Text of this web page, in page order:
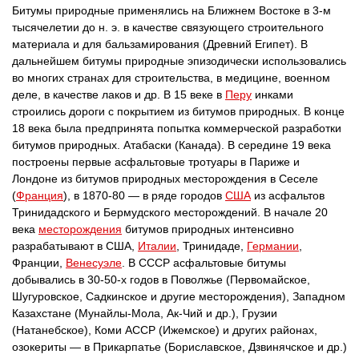
Битумы природные применялись на Ближнем Востоке в 3-м
тысячелетии до н. э. в качестве связующего строительного
материала и для бальзамирования (Древний Египет). В
дальнейшем битумы природные эпизодически использовались
во многих странах для строительства, в медицине, военном
деле, в качестве лаков и др. В 15 веке в Перу инками
строились дороги с покрытием из битумов природных. В конце
18 века была предпринята попытка коммерческой разработки
битумов природных. Атабаски (Канада). В середине 19 века
построены первые асфальтовые тротуары в Париже и
Лондоне из битумов природных месторождения в Сеселе
(Франция), в 1870-80 — в ряде городов США из асфальтов
Тринидадского и Бермудского месторождений. В начале 20
века месторождения битумов природных интенсивно
разрабатывают в США, Италии , Тринидаде, Германии
Франции, Венесуэле . В СССР асфальтовые битумы
добывались в 30-50-х годов в Поволжье (Первомайское,
Шугуровское, Садкинское и другие месторождения), Западном
Казахстане (Мунайлы-Мола, Ак-Чий и др.), Грузии
(Натанебское), Коми АССР (Ижемское) и других районах,
озокериты — в Прикарпатье (Бориславское, Дзвинячское и др.)